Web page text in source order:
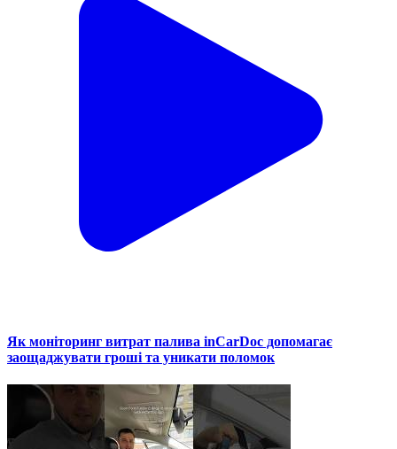
Як моніторинг витрат палива inCarDoc допомагає
заощаджувати гроші та уникати поломок